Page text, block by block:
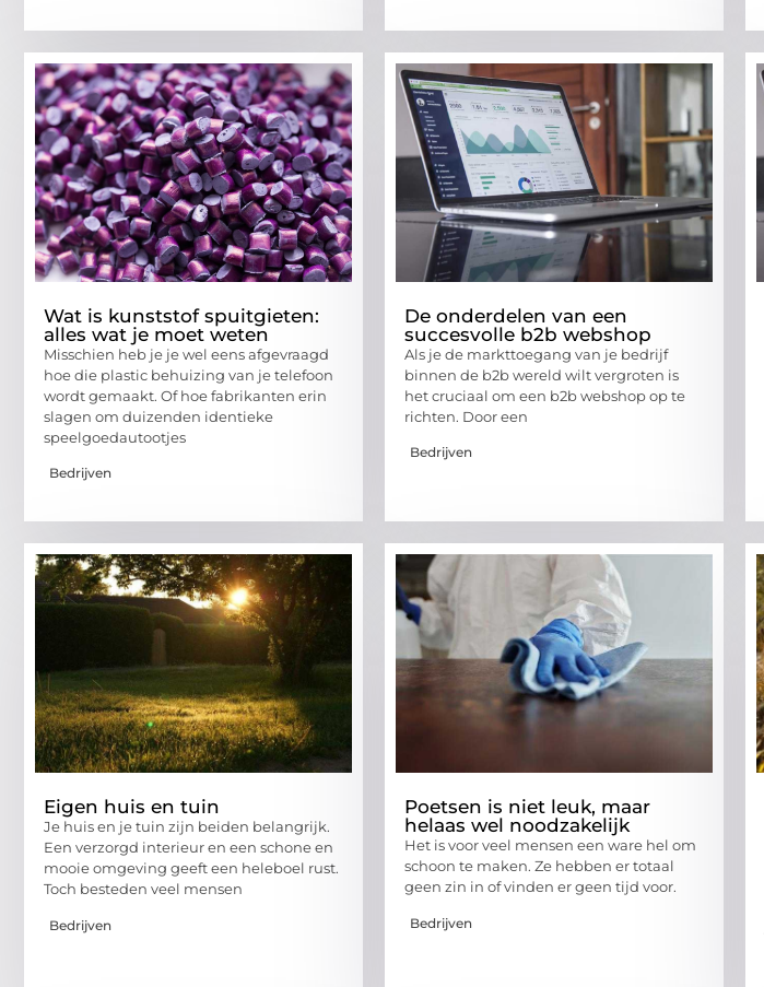
Wat is kunststof spuitgieten:
alles wat je moet weten
Misschien heb je je wel eens afgevraagd
hoe die plastic behuizing van je telefoon
wordt gemaakt. Of hoe fabrikanten erin
slagen om duizenden identieke
speelgoedautootjes
Bedrijven
De onderdelen van een
succesvolle b2b webshop
Als je de markttoegang van je bedrijf
binnen de b2b wereld wilt vergroten is
het cruciaal om een b2b webshop op te
richten. Door een
Bedrijven
Eigen huis en tuin
Je huis en je tuin zijn beiden belangrijk.
Een verzorgd interieur en een schone en
mooie omgeving geeft een heleboel rust.
Toch besteden veel mensen
Bedrijven
Poetsen is niet leuk, maar
helaas wel noodzakelijk
Het is voor veel mensen een ware hel om
schoon te maken. Ze hebben er totaal
geen zin in of vinden er geen tijd voor.
Bedrijven